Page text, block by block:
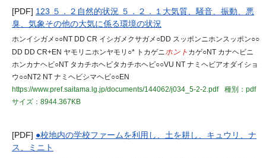
[PDF] 123 ５．２自然的状況 ５．２．１大気質、騒音、振動、悪
臭、気象その他の大気に係る環境の状況
ホンイシガメ○○NT DD CR イシガメクサガメ○DD スッポンニホンスッポン○○
DD DD CR+EN ヤモリニホンヤモリ○* トカゲニホント カゲ○NT カナヘビニ
ホンカナヘビ○NT タカチホヘビタカチホヘビ○○VU NT ナミヘビアオダイショ
ウ○○NT2 NT ナミヘビシマヘビ○○EN
https://www.pref.saitama.lg.jp/documents/144062/j034_5-2-2.pdf
種別：pdf
サイズ：8944.367KB
[PDF] ●校地内の学校ファームを利用し、土を耕し、キュウリ、ナ
ス、ミニト